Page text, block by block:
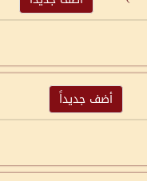
أضف جديداً